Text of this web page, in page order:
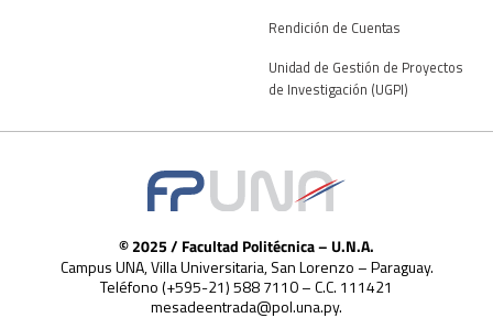
Rendición de Cuentas
Unidad de Gestión de Proyectos
de Investigación (UGPI)
© 2025 / Facultad Politécnica – U.N.A.
Campus UNA, Villa Universitaria, San Lorenzo – Paraguay.
Teléfono (+595-21) 588 7110 – C.C. 111421
mesadeentrada@pol.una.py.